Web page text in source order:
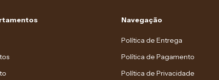
Navegação
Política de Entrega
Política de Pagamento
Política de Privacidade